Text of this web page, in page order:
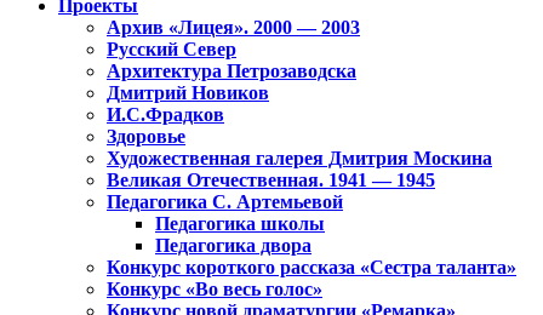
Проекты
Архив «Лицея». 2000 — 2003
Русский Север
Архитектура Петрозаводска
Дмитрий Новиков
И.С.Фрадков
Здоровье
Художественная галерея Дмитрия Москина
Великая Отечественная. 1941 — 1945
Педагогика С. Артемьевой
Педагогика школы
Педагогика двора
Конкурс короткого рассказа «Сестра таланта»
Конкурс «Во весь голос»